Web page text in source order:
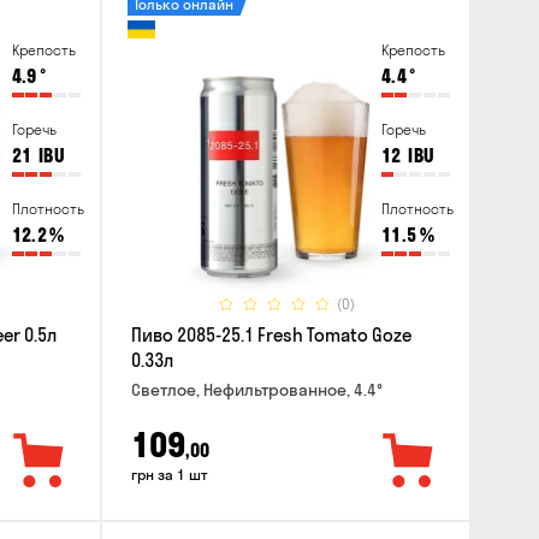
Крепость
4.9°
Горечь
21 IBU
Плотность
12.2%
0.5л
Крепость
4.4°
Горечь
12 IBU
Плотность
11.5%
(0)
Только онлайн
Пиво 2085-25.1 Fresh Tomato Goze
0.33л
Светлое, Нефильтрованное, 4.4°
109,00
грн за 1 шт